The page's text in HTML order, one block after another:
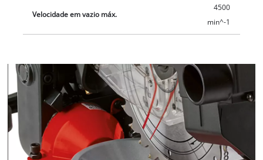
Velocidade em vazio máx.
4500
min^-1